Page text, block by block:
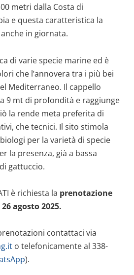
metri dalla Costa di
e questa caratteristica la
in giornata.
di varie specie marine ed è
che l’annovera tra i più bei
Mediterraneo. Il cappello
9 mt di profondità e raggiunge
la rende meta preferita di
che tecnici. Il sito stimola
per la varietà di specie
la presenza, già a bassa
gattuccio.
è richiesta la prenotazione
agosto 2025.
contattaci via
o telefonicamente al 338-
).